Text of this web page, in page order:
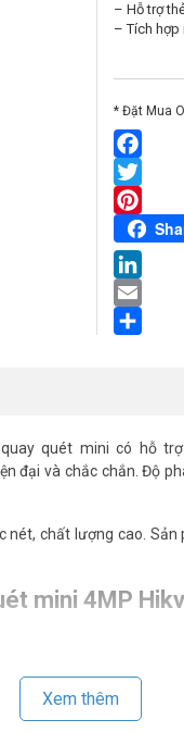
– Hỗ trợ
– Tích hợp
* Đặt Mua
Facebook
Twitter
Pinterest
LinkedIn
Email
quay quét mini có hỗ
đại và chắc chắn. Độ
nét, chất lượng cao.
mini 4MP
Lux @(F1.6, AGC ON), 0
Xem thêm